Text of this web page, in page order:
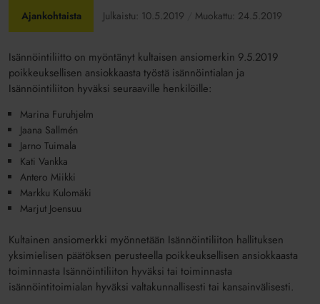
Ajankohtaista Julkaistu: 10.5.2019 Muokattu: 24.5.2019
Isännöintiliitto on myöntänyt kultaisen ansiomerkin 9.5.2019
poikkeuksellisen ansiokkaasta työstä isännöintialan ja
Isännöintiliiton hyväksi seuraaville henkilöille:
Marina Furuhjelm
Jaana Sallmén
Jarno Tuimala
Kati Vankka
Antero Miikki
Markku Kulomäki
Marjut Joensuu
Kultainen ansiomerkki myönnetään Isännöintiliiton hallituksen
yksimielisen päätöksen perusteella poikkeuksellisen ansiokkaasta
toiminnasta Isännöintiliiton hyväksi tai toiminnasta
isännöintitoimialan hyväksi valtakunnallisesti tai kansainvälisesti.